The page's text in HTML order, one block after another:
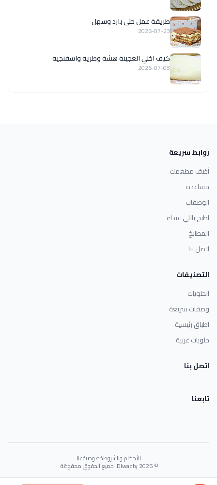
طريقة عمل حلى بارد وسهل
2026-07-23
كيف اخلي العجينة هشة وطرية واسفنجية
2026-07-08
روابط سريعة
أضف مطعمك
مساعدة
الوصفات
اطبخ باللي عندك
المطابخ
اتصل بنا
التصنيفات
الحلويات
وصفات سريعة
اطباق رئيسية
حلويات غربية
اتصل بنا
تابعنا
الأحكام والشروطخصوصيةعنا
© 2026 Dlwaqty. جميع الحقوق محفوظة.
Powered byGAIT